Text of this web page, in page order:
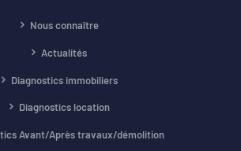
Nous connaître
Actualités
Diagnostics immobiliers
Diagnostics location
Avant/Après travaux/démolition